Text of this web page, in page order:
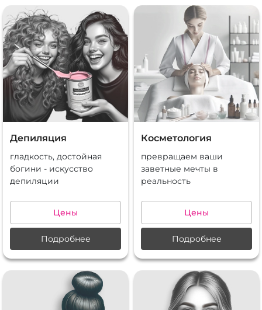
Депиляция
гладкость, достойная
богини - искусство
депиляции
Цены
Подробнее
Косметология
превращаем ваши
заветные мечты в
реальность
Цены
Подробнее